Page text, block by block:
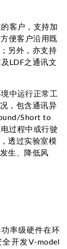
客户，支持加
便客户沿用既
另外，亦支持
LDF之通讯文
中运行正常工
，包含通讯异
Short to
过程中或行驶
透过实验室模
生、降低风
率级硬件在环
开发V-model